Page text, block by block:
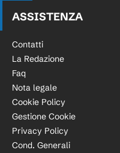
ASSISTENZA
Contatti
La Redazione
Faq
Nota legale
Cookie Policy
Gestione Cookie
Privacy Policy
Cond. Generali